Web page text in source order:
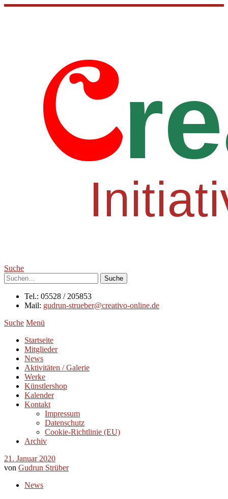
Suche
Tel.: 05528 / 205853
Mail: gudrun-strueber@creativo-online.de
Suche Menü
Startseite
Mitglieder
News
Aktivitäten / Galerie
Werke
Künstlershop
Kalender
Kontakt
Impressum
Datenschutz
Cookie-Richtlinie (EU)
Archiv
21. Januar 2020
von Gudrun Strüber
News